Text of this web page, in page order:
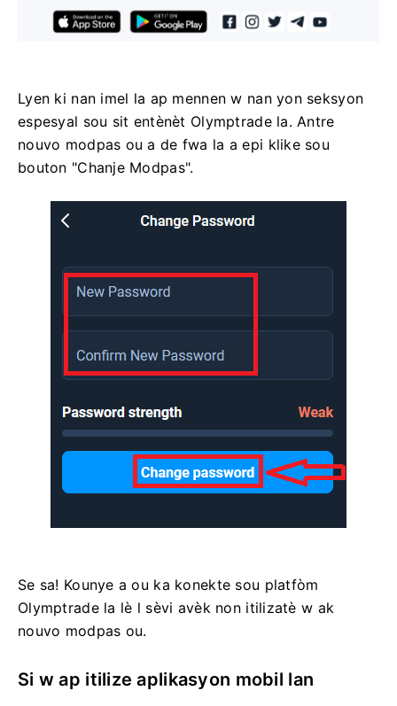
Lyen ki nan imel la ap mennen w nan yon seksyon
espesyal sou sit entènèt Olymptrade la. Antre
nouvo modpas ou a de fwa la a epi klike sou
bouton "Chanje Modpas".
Se sa! Kounye a ou ka konekte sou platfòm
Olymptrade la lè l sèvi avèk non itilizatè w ak
nouvo modpas ou.
Si w ap itilize aplikasyon mobil lan